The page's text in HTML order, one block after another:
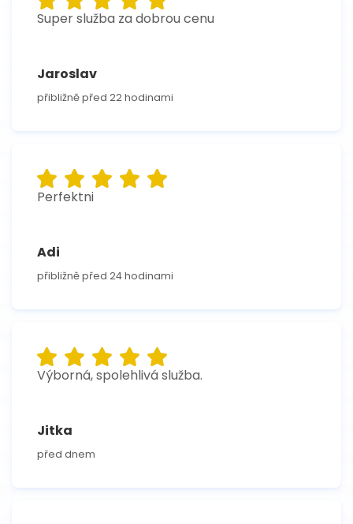
Super služba za dobrou cenu
Jaroslav
přibližně před 22 hodinami
Perfektni
Adi
přibližně před 24 hodinami
Výborná, spolehlivá služba.
Jitka
před dnem